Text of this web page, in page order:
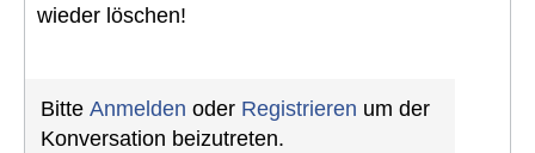
wieder löschen!
Bitte Anmelden oder Registrieren um der
Konversation beizutreten.